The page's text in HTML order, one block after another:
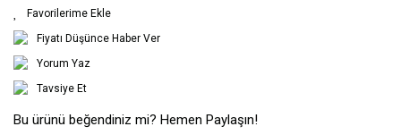
Fiyatı Düşünce Haber Ver
Yorum Yaz
Tavsiye Et
Bu ürünü beğendiniz mi? Hemen Paylaşın!